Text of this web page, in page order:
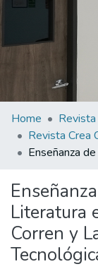
Home
Revista Crea
Literatura
Corren y